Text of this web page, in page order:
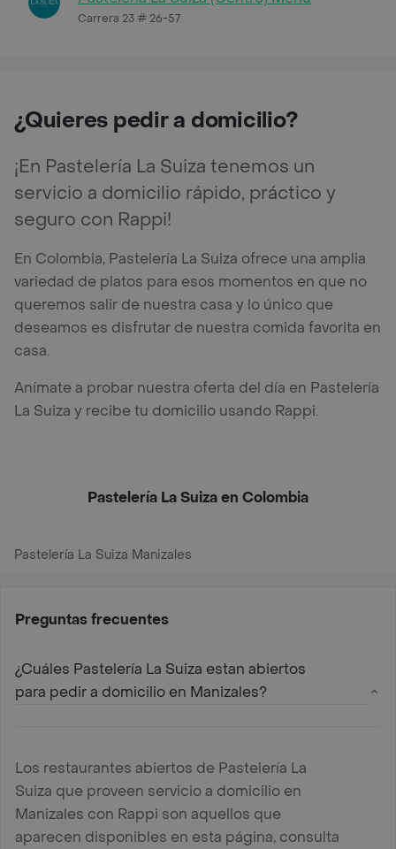
Carrera 23 # 26-57
¿Quieres pedir a domicilio?
¡En Pastelería La Suiza tenemos un
servicio a domicilio rápido, práctico y
seguro con Rappi!
En Colombia, Pastelería La Suiza ofrece una amplia
variedad de platos para esos momentos en que no
queremos salir de nuestra casa y lo único que
deseamos es disfrutar de nuestra comida favorita en
casa.
Anímate a probar nuestra oferta del día en Pastelería
La Suiza y recibe tu domicilio usando Rappi.
Pastelería La Suiza en Colombia
Pastelería La Suiza Manizales
Preguntas frecuentes
¿Cuáles Pastelería La Suiza estan abiertos
para pedir a domicilio en Manizales?
Los restaurantes abiertos de Pastelería La
Suiza que proveen servicio a domicilio en
Manizales con Rappi son aquellos que
aparecen disponibles en esta página, consulta